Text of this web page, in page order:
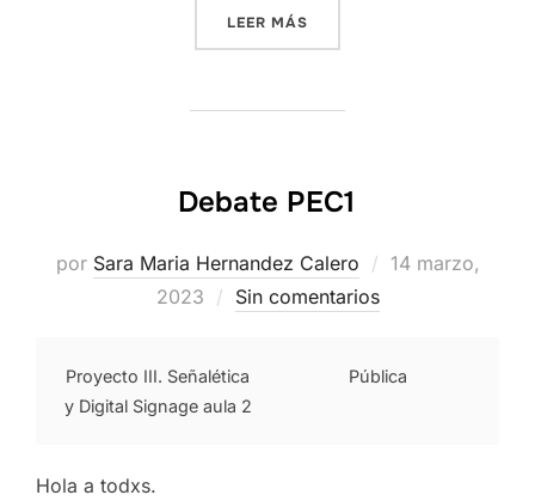
LEER MÁS
Debate PEC1
por Sara Maria Hernandez Calero
Publicado
14 marzo,
2023
Sin comentarios
Proyecto III. Señalética
y Digital Signage aula 2
Pública
Hola a todxs.